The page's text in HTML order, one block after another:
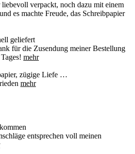
verpackt, noch dazu mit einem
es machte Freude, das Schreibpapier
geliefert
für die Zusendung meiner Bestellung
mehr
zügige Liefe …
mehr
entsprechen voll meinen